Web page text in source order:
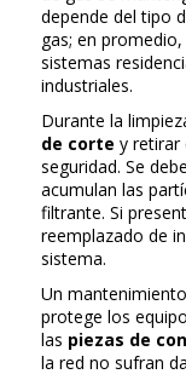
depende del tipo
gas; en
sistemas
industriales.
Durante la
de corte y retirar
seguridad. Se
acumulan las
filtrante. Si
reemplazado de
sistema.
Un
protege los
las piezas de
la red no sufran